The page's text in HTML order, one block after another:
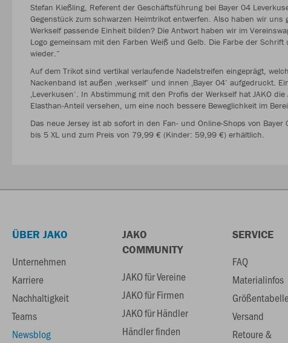
Stefan Kießling, Referent der Geschäftsführung bei Bayer 04
Gegenstück zum schwarzen Heimtrikot entwerfen. Also haben wir
Werkself passende Einheit bilden? Die Antwort haben wir im
Logo gemeinsam mit den Farben Weiß und Gelb. Die Farbe der
wieder.“
Auf dem Trikot sind vertikal verlaufende Nadelstreifen eingeprägt,
Nackenband ist außen ‚werkself‘ und innen ‚Bayer 04‘ aufgedruckt.
‚Leverkusen‘. In Abstimmung mit den Profis der Werkself hat JAKO
Elasthan-Anteil versehen, um eine noch bessere Beweglichkeit im
Das neue Jersey ist ab sofort in den Fan- und Online-Shops von
bis 5 XL und zum Preis von 79,99 € (Kinder: 59,99 €) erhältlich.
ÜBER JAKO
Unternehmen
Karriere
Nachhaltigkeit
Teams
Newsblog
JAKO
COMMUNITY
JAKO für Vereine
JAKO für Firmen
JAKO für Händler
Händler finden
SERVICE
FAQ
Materialinfos
Versand
Retoure &